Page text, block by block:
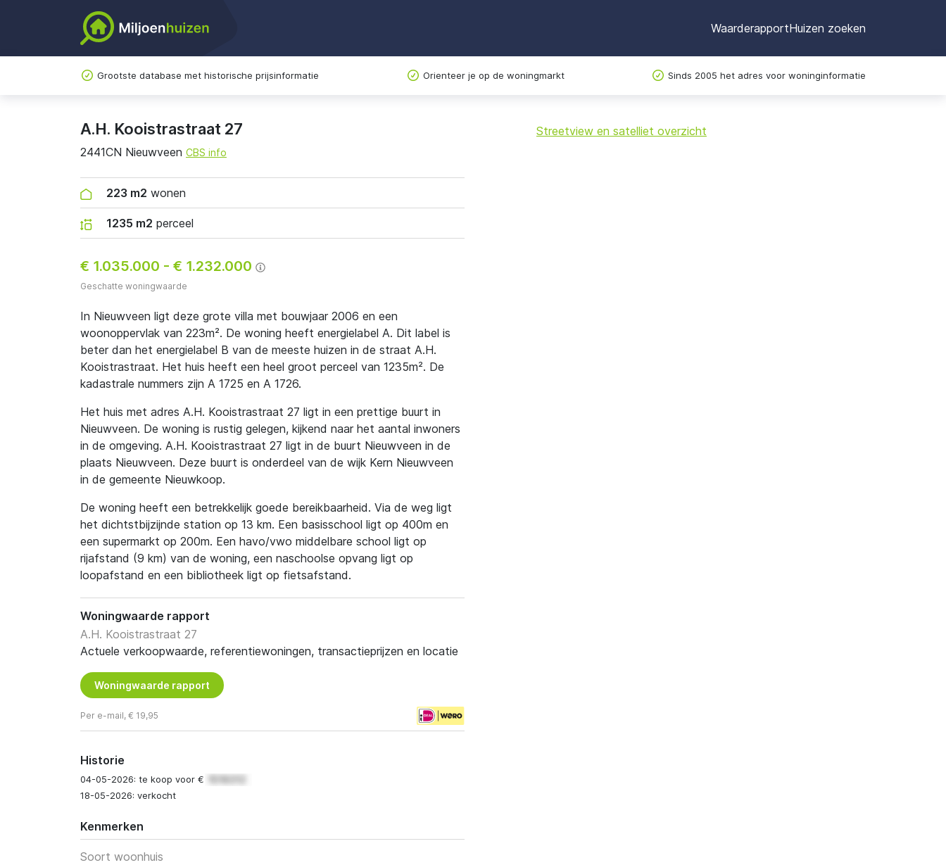
WaarderapportHuizen zoeken
Grootste database met historische prijsinformatie Orienteer je op de woningmarkt Sinds 2005 het adres voor woninginformatie
A.H. Kooistrastraat 27
2441CN Nieuwveen CBS info
223 m2 wonen
1235 m2 perceel
€ 1.035.000 - € 1.232.000
Geschatte woningwaarde
In Nieuwveen ligt deze grote villa met bouwjaar 2006 en een
woonoppervlak van 223m². De woning heeft energielabel A. Dit label is
beter dan het energielabel B van de meeste huizen in de straat A.H.
Kooistrastraat. Het huis heeft een heel groot perceel van 1235m². De
kadastrale nummers zijn A 1725 en A 1726.
Het huis met adres A.H. Kooistrastraat 27 ligt in een prettige buurt in
Nieuwveen. De woning is rustig gelegen, kijkend naar het aantal inwoners
in de omgeving. A.H. Kooistrastraat 27 ligt in de buurt Nieuwveen in de
plaats Nieuwveen. Deze buurt is onderdeel van de wijk Kern Nieuwveen
in de gemeente Nieuwkoop.
De woning heeft een betrekkelijk goede bereikbaarheid. Via de weg ligt
het dichtstbijzijnde station op 13 km. Een basisschool ligt op 400m en
een supermarkt op 200m. Een havo/vwo middelbare school ligt op
rijafstand (9 km) van de woning, een naschoolse opvang ligt op
loopafstand en een bibliotheek ligt op fietsafstand.
Woningwaarde rapport
A.H. Kooistrastraat 27
Actuele verkoopwaarde, referentiewoningen, transactieprijzen en locatie
Woningwaarde rapport
Per e-mail, € 19,95
Historie
04-05-2026: te koop voor €
18-05-2026: verkocht
Kenmerken
Soort woonhuis
+
Streetview en satelliet overzicht